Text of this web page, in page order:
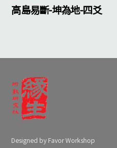
高島易斷-坤為地-四爻
Designed by Favor Workshop